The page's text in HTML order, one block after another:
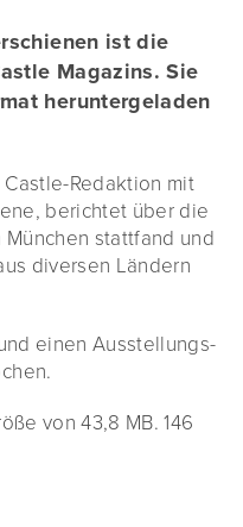
ist die
Magazins. Sie
heruntergeladen
Redaktion mit
berichtet über die
stattfand und
diversen Ländern
einen Ausstellungs-
von 43,8 MB. 146